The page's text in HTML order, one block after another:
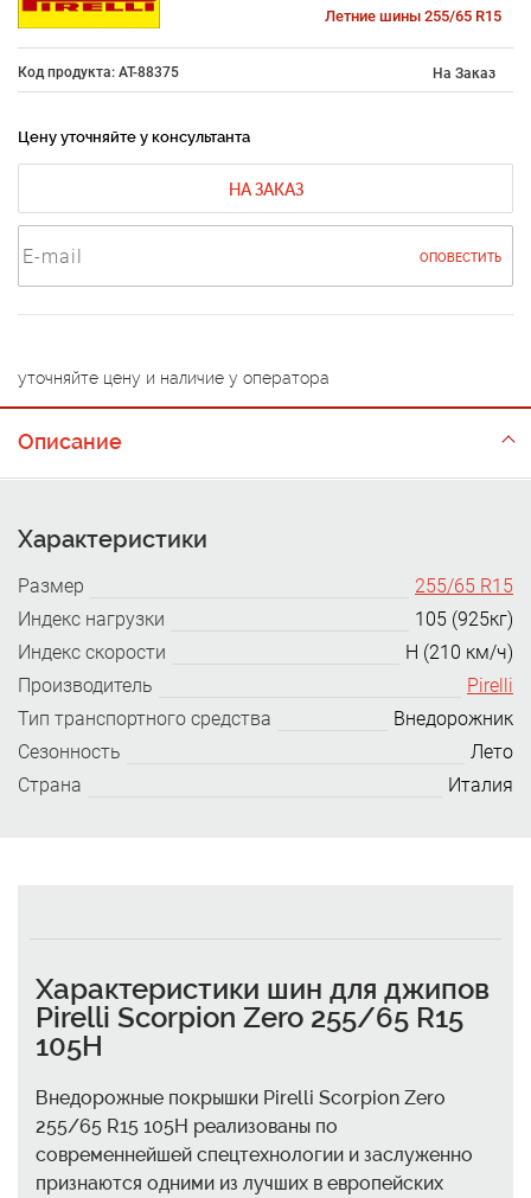
Летние шины 255/65 R15
Код продукта: AT-88375 На Заказ
Цену уточняйте у консультанта
НА ЗАКАЗ
ОПОВЕСТИТЬ
уточняйте цену и наличие у оператора
Описание
Характеристики
Размер
255/65 R15
Индекс нагрузки
105 (925кг)
Индекс скорости
H (210 км/ч)
Производитель
Pirelli
Тип транспортного средства
Внедорожник
Сезонность
Лето
Страна
Италия
Характеристики шин для джипов
Pirelli Scorpion Zero 255/65 R15
105H
Внедорожные покрышки Pirelli Scorpion Zero
255/65 R15 105H реализованы по
современнейшей спецтехнологии и заслуженно
признаются одними из лучших в европейских